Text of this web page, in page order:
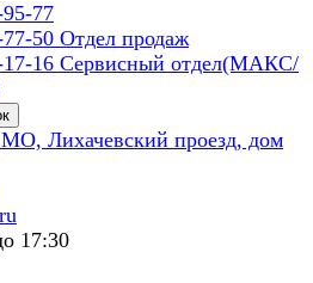
77
50 Отдел продаж
16 Сервисный отдел(МАКС/
Лихачевский проезд, дом
17:30